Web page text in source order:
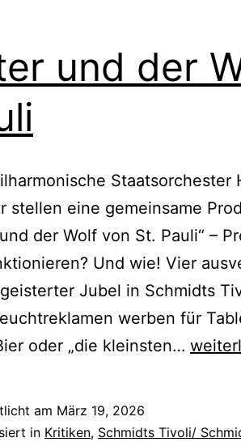
und der
Staatsorchester
stellen eine gemeinsame
der Wolf von St. Pauli“ –
Und wie! Vier
Jubel in Schmidts
werben für
oder „die kleinsten… Peter
Wolf
am März 19, 2026
in Kritiken, Schmidts Tivoli/